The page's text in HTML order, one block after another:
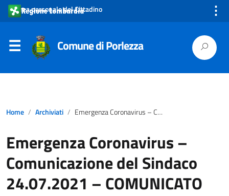
Area personale del Cittadino ⋮
Comune di Porlezza
Home Archiviati Emergenza Coronavirus – Comunicazione del Sindaco 24.07.2021 – COMUNICATO
Emergenza Coronavirus –
Comunicazione del Sindaco
24.07.2021 – COMUNICATO